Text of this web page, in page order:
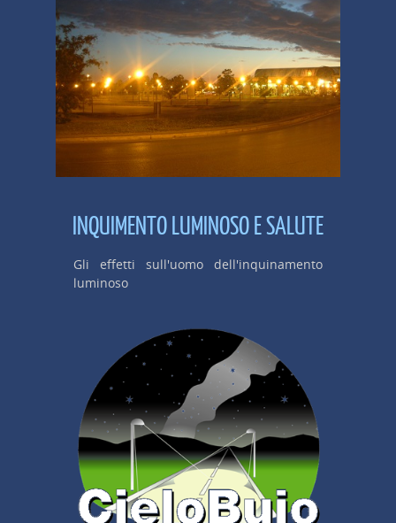
INQUIMENTO LUMINOSO E SALUTE
Gli effetti sull'uomo dell'inquinamento
luminoso